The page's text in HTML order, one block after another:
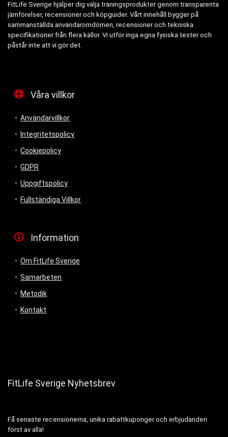
FitLife Sverige hjälper dig välja träningsprodukter genom transparenta
jämförelser, recensioner och köpguider. Vårt innehåll bygger på
sammanställda användaromdömen, recensioner och tekniska
specifikationer från flera källor. Vi utför inga egna fysiska tester och
påstår inte att vi gör det.
Våra villkor
Användarvillkor
Integritetspolicy
Cookiepolicy
GDPR
Uppgiftspolicy
Fullständiga Villkor
Information
Om FitLife Sverige
Samarbeten
Metodik
Kontakt
FitLife Sverige Nyhetsbrev
Få senaste recensionerna, unika rabattkuponger och erbjudanden
först av alla!